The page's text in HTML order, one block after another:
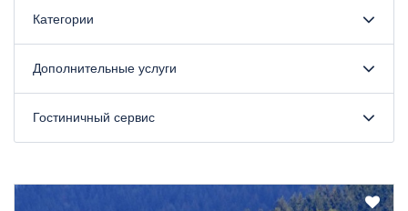
Категории
Дополнительные услуги
Гостиничный сервис